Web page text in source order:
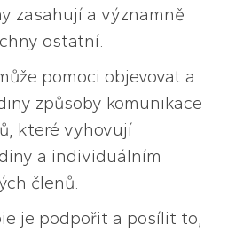
zasahují a významně
ostatní.
pomoci objevovat a
způsoby komunikace
které vyhovují
a individuálním
členů.
je podpořit a posílit to,